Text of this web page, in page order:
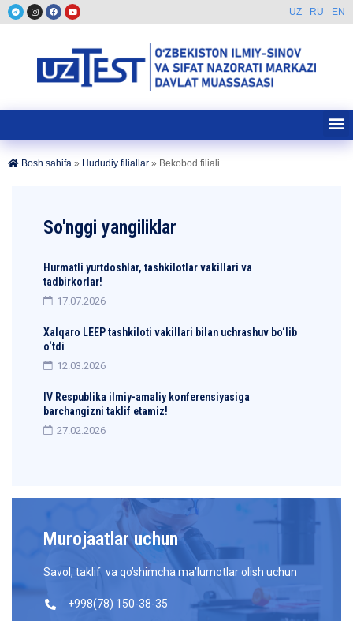
UZ RU EN
Bosh sahifa » Hududiy filiallar » Bekobod filiali
So'nggi yangiliklar
Hurmatli yurtdoshlar, tashkilotlar vakillari va
tadbirkorlar!
17.07.2026
Xalqaro LEEP tashkiloti vakillari bilan uchrashuv bo‘lib
o‘tdi
12.03.2026
IV Respublika ilmiy-amaliy konferensiyasiga
barchangizni taklif etamiz!
27.02.2026
Murojaatlar uchun
Savol, taklif va qo’shimcha ma’lumotlar olish uchun
+998(78) 150-38-35